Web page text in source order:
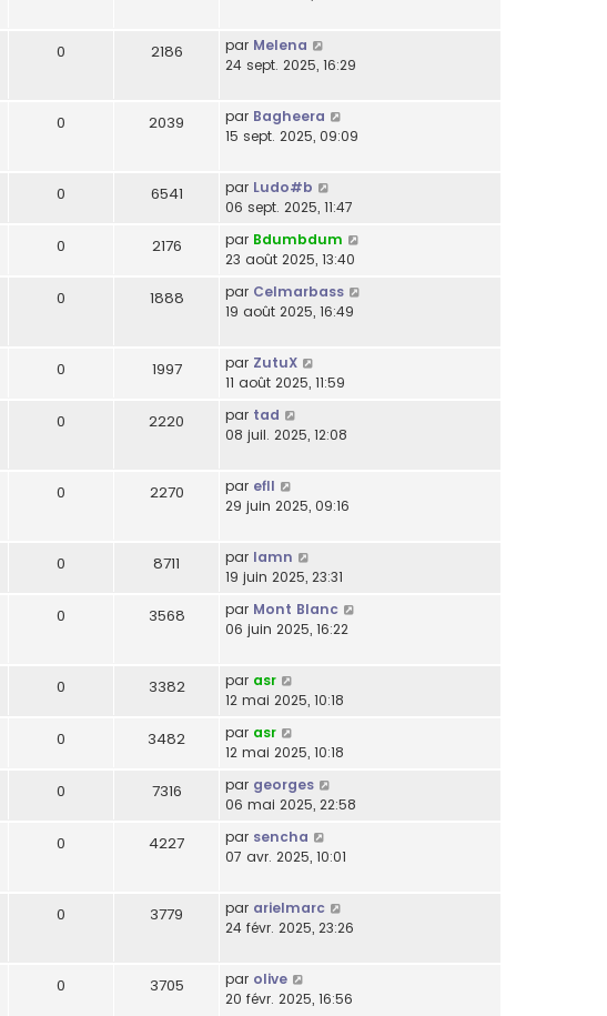
0 2186 par Melena
24 sept. 2025, 16:29
0 2039 par Bagheera
15 sept. 2025, 09:09
0 6541 par Ludo#b
06 sept. 2025, 11:47
0 2176 par Bdumbdum
23 août 2025, 13:40
0 1888 par Celmarbass
19 août 2025, 16:49
0 1997 par ZutuX
11 août 2025, 11:59
0 2220 par tad
08 juil. 2025, 12:08
0 2270 par efll
29 juin 2025, 09:16
0 8711 par lamn
19 juin 2025, 23:31
0 3568 par Mont Blanc
06 juin 2025, 16:22
0 3382 par asr
12 mai 2025, 10:18
0 3482 par asr
12 mai 2025, 10:18
0 7316 par georges
06 mai 2025, 22:58
0 4227 par sencha
07 avr. 2025, 10:01
0 3779 par arielmarc
24 févr. 2025, 23:26
0 3705 par olive
20 févr. 2025, 16:56